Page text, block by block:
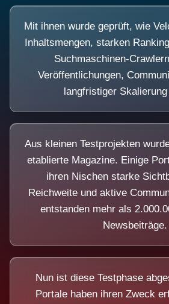
Mit ihnen wurde geprüft, wie
Inhaltsmengen, starken
Suchmaschinen-
Veröffentlichungen,
langfristiger
Aus kleinen Testprojekten
etablierte Magazine. Einige
ihren Nischen starke
Reichweite und aktive
entstanden mehr als
Newsbeiträge.
Nun ist diese Testphase
Portale haben ihren Zweck